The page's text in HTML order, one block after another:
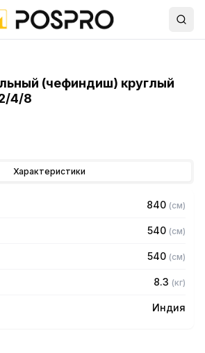
(чефиндиш) круглый
4/8
Характеристики
840 (см)
540 (см)
540 (см)
8.3 (кг)
Индия